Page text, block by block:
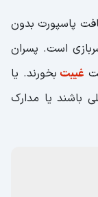
پاسپورت بدون
است. پسران
غیبت بخورند. یا
باشند یا مدارک